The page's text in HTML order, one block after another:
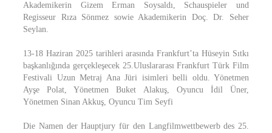
Akademikerin Gizem Erman Soysaldı, Schauspieler und
Regisseur Rıza Sönmez sowie Akademikerin Doç. Dr. Seher
Seylan.
13-18 Haziran 2025 tarihleri arasında Frankfurt’ta Hüseyin Sıtkı
başkanlığında gerçekleşecek 25.Uluslararası Frankfurt Türk Film
Festivali Uzun Metraj Ana Jüri isimleri belli oldu. Yönetmen
Ayşe Polat, Yönetmen Buket Alakuş, Oyuncu İdil Üner,
Yönetmen Sinan Akkuş, Oyuncu Tim Seyfi
Die Namen der Hauptjury für den Langfilmwettbewerb des 25.